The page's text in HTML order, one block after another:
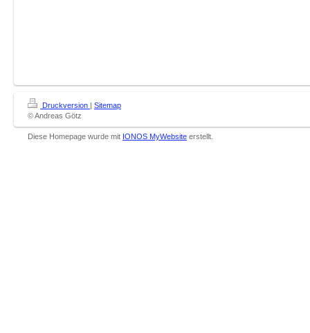
Druckversion | Sitemap
© Andreas Götz
Diese Homepage wurde mit IONOS MyWebsite erstellt.